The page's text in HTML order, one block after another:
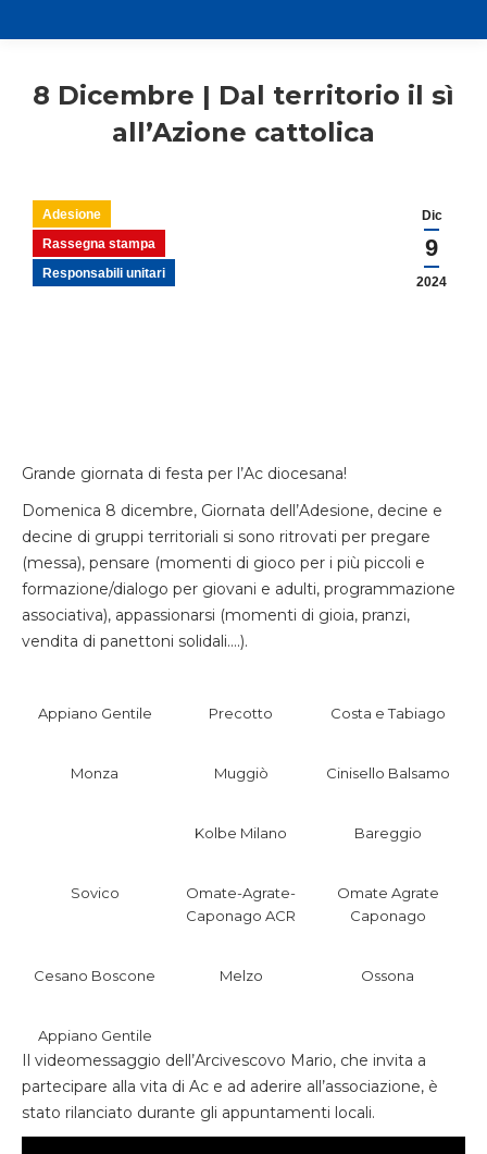
8 Dicembre | Dal territorio il sì
all’Azione cattolica
Dic
9
2024
Adesione
Rassegna stampa
Responsabili unitari
Grande giornata di festa per l’Ac diocesana!
Domenica 8 dicembre, Giornata dell’Adesione, decine e
decine di gruppi territoriali si sono ritrovati per pregare
(messa), pensare (momenti di gioco per i più piccoli e
formazione/dialogo per giovani e adulti, programmazione
associativa), appassionarsi (momenti di gioia, pranzi,
vendita di panettoni solidali….).
Appiano Gentile Precotto Costa e Tabiago
Monza Muggiò Cinisello Balsamo
Kolbe Milano Bareggio
Sovico
Omate-Agrate-
Caponago ACR
Omate Agrate
Caponago
Cesano Boscone Melzo Ossona
Appiano Gentile
Il videomessaggio dell’Arcivescovo Mario, che invita a
partecipare alla vita di Ac e ad aderire all’associazione, è
stato rilanciato durante gli appuntamenti locali.